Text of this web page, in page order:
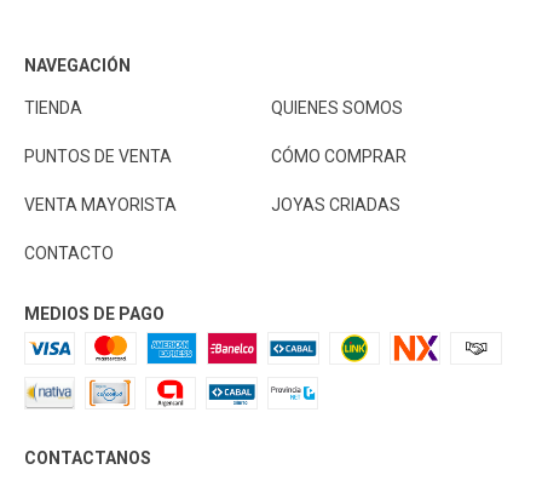
NAVEGACIÓN
TIENDA QUIENES SOMOS
PUNTOS DE VENTA CÓMO COMPRAR
VENTA MAYORISTA JOYAS CRIADAS
CONTACTO
MEDIOS DE PAGO
CONTACTANOS